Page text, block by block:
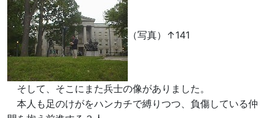
（写真）↑141
そして、そこにまた兵士の像がありました。
本人も足のけがをハンカチで縛りつつ、負傷している仲